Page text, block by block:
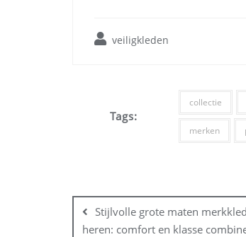
veiligkleden
Tags:
collectie
merken
Bericht
navigatie
Stijlvolle grote maten
heren: comfort en klasse